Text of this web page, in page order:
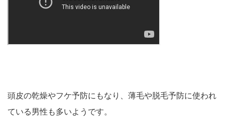
頭皮の乾燥やフケ予防にもなり、薄毛や脱毛予防に使われ
ている男性も多いようです。